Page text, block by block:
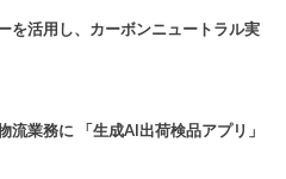
を活用し、カーボンニュートラル実
業務に 「生成AI出荷検品アプリ」